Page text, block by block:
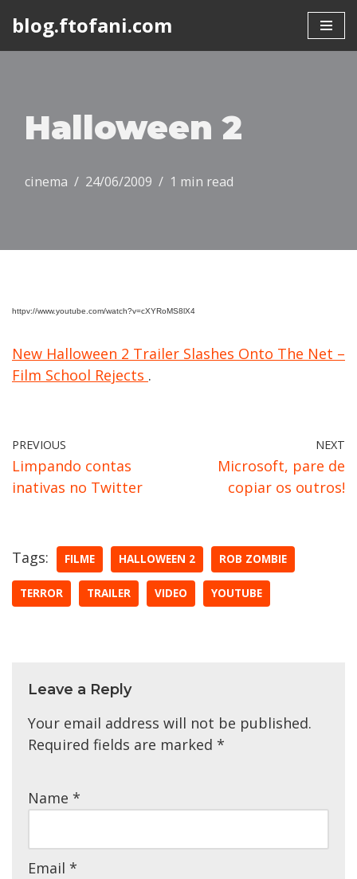
blog.ftofani.com
Halloween 2
cinema 24/06/2009 1 min read
httpv://www.youtube.com/watch?v=cXYRoMS8lX4
New Halloween 2 Trailer Slashes Onto The Net –
Film School Rejects .
PREVIOUS
Limpando contas
inativas no Twitter
NEXT
Microsoft, pare de
copiar os outros!
Tags: FILME HALLOWEEN 2 ROB ZOMBIE
TERROR TRAILER VIDEO YOUTUBE
Leave a Reply
Your email address will not be published.
Required fields are marked *
Name *
Email *